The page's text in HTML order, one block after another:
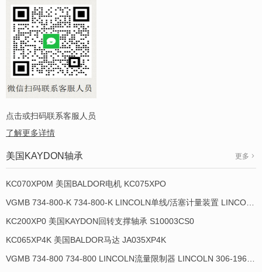
点击或扫码联系客服人员
了解更多详情
美国KAYDON轴承 更多
KC070XP0M 美国BALDOR电机 KC075XPO
KC200XP0 美国KAYDON回转支撑轴承 S10003CS0
KC065XP4K 美国BALDOR马达 JA035XP4K